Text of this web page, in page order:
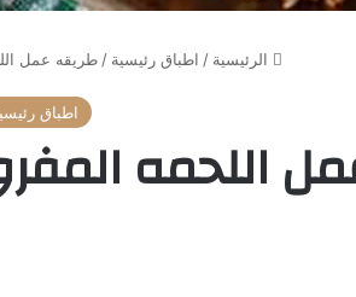
الرئيسية / اطباق رئيسية / طريقه عمل
اطباق
اللحمه